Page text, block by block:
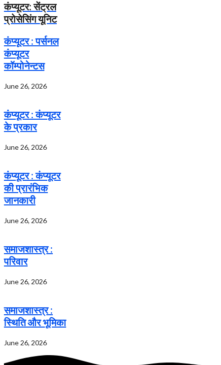
कंप्यूटर: सेंट्रल
प्रोसेसिंग यूनिट
कंप्यूटर : पर्सनल
कंप्यूटर
कॉम्पोनेन्टस
June 26, 2026
कंप्यूटर : कंप्यूटर
के प्रकार
June 26, 2026
कंप्यूटर : कंप्यूटर
की प्रारंभिक
जानकारी
June 26, 2026
समाजशास्त्र :
परिवार
June 26, 2026
समाजशास्त्र :
स्थिति और भूमिका
June 26, 2026